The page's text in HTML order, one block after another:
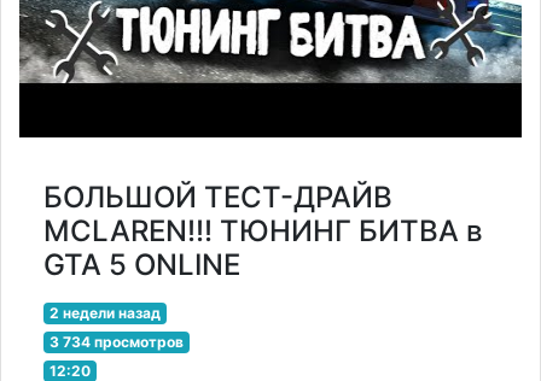
БОЛЬШОЙ ТЕСТ-ДРАЙВ
MCLAREN!!! ТЮНИНГ БИТВА в
GTA 5 ONLINE
2 недели назад
3 734 просмотров
12:20